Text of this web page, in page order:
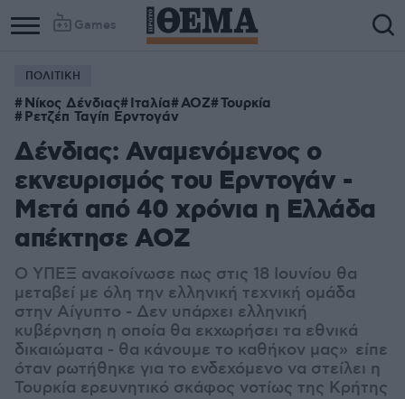
Games
ΠΟΛΙΤΙΚΗ
Νίκος Δένδιας Ιταλία ΑΟΖ Τουρκία
Ρετζέπ Ταγίπ Ερντογάν
Δένδιας: Αναμενόμενος ο
εκνευρισμός του Ερντογάν -
Μετά από 40 χρόνια η Ελλάδα
απέκτησε ΑΟΖ
Ο ΥΠΕΞ ανακοίνωσε πως στις 18 Ιουνίου θα
μεταβεί με όλη την ελληνική τεχνική ομάδα
στην Αίγυπτο - Δεν υπάρχει ελληνική
κυβέρνηση η οποία θα εκχωρήσει τα εθνικά
δικαιώματα - θα κάνουμε το καθήκον μας» είπε
όταν ρωτήθηκε για το ενδεχόμενο να στείλει η
Τουρκία ερευνητικό σκάφος νοτίως της Κρήτης